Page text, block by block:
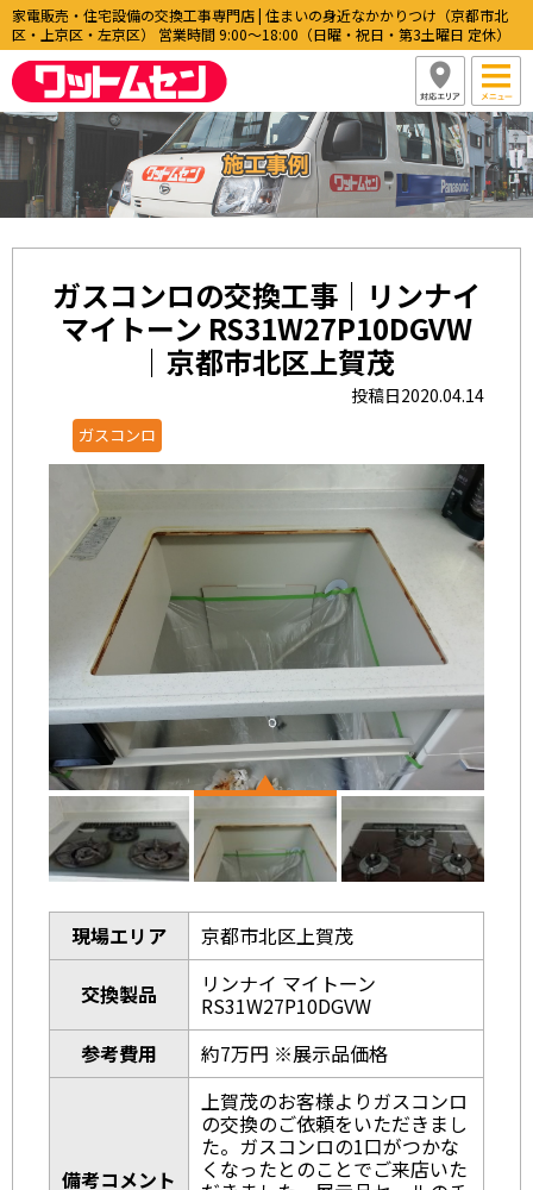
家電販売・住宅設備の交換工事専門店 | 住まいの身近なかかりつけ（京都市北
区・上京区・左京区） 営業時間 9:00〜18:00（日曜・祝日・第3土曜日 定休）
ガスコンロの交換工事｜リンナイ
マイトーン RS31W27P10DGVW
｜京都市北区上賀茂
投稿日2020.04.14
ガスコンロ
現場エリア 京都市北区上賀茂
交換製品 リンナイ マイトーン
RS31W27P10DGVW
参考費用
約7万円 ※展示品価格
備考コメント
上賀茂のお客様よりガスコンロ
の交換のご依頼をいただきまし
た。ガスコンロの1口がつかな
くなったとのことでご来店いた